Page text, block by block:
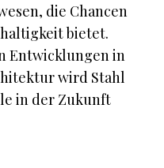
die Chancen
bietet.
Entwicklungen in
wird Stahl
in der Zukunft